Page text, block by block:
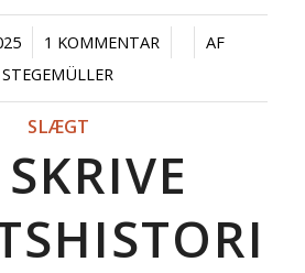
1 KOMMENTAR
/ /
AF
STEGEMÜLLER
SLÆGT